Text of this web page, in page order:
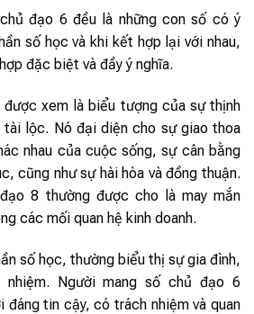
đạo 6 đều là những con số có ý
số học và khi kết hợp lại với nhau,
đặc biệt và đầy ý nghĩa.
xem là biểu tượng của sự thịnh
tài lộc. Nó đại diện cho sự giao thoa
nhau của cuộc sống, sự cân bằng
cũng như sự hài hòa và đồng thuận.
8 thường được cho là may mắn
các mối quan hệ kinh doanh.
số học, thường biểu thị sự gia đình,
nhiệm. Người mang số chủ đạo 6
đáng tin cậy, có trách nhiệm và quan